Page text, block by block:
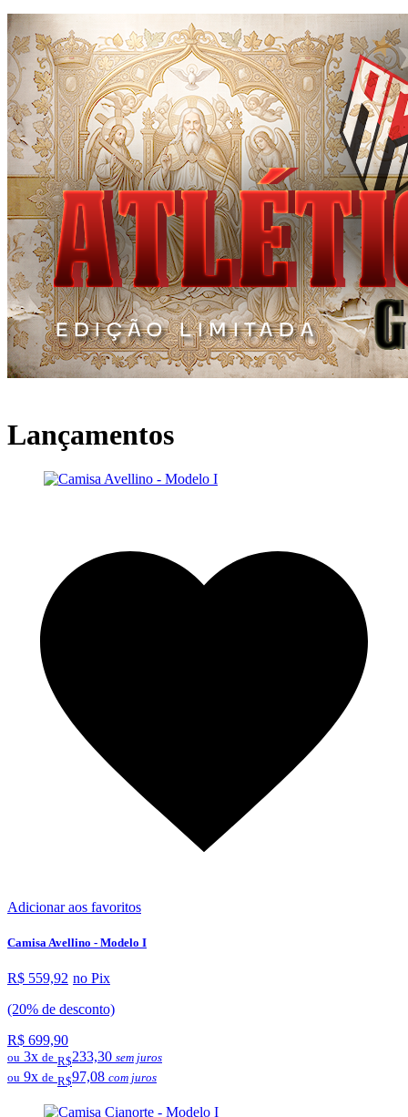
Lançamentos
Adicionar aos favoritos
Camisa Avellino - Modelo I
R$ 559,92 no Pix
(20% de desconto)
R$ 699,90
ou 3x de R$233,30 sem juros
ou 9x de R$97,08 com juros